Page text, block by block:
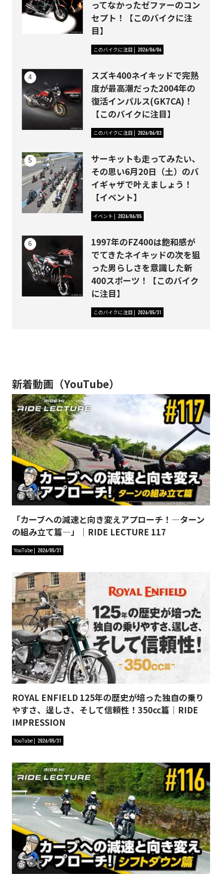
ってなかったゼファーのコン
セプト！【このバイクに注
目】
このバイクに注目 2026/06/04
スズキ400ネイキッドで完熟
度が最高潮だった2004年の
復活インパルス(GK7CA)！
【このバイクに注目】
このバイクに注目 2026/06/03
サーキットも走ってみたい、
その思い6月20日（土）のバ
イギャザで叶えましょう！
【イベント】
イベント 2026/06/05
1997年のFZ400は飽和感が
でてきたネイキッドの次を狙
った男らしさを意識した新
400スポーツ！【このバイク
に注目】
このバイクに注目 2026/05/31
新着動画（YouTube）
「カーブへの減速と向き変えアプローチ！―ターン
の組み立て篇―」｜RIDE LECTURE 117
YouTube 2026/05/31
ROYAL ENFIELD 125年の歴史が培った独自の乗り
やすさ、逞しさ、そして信頼性！350cc篇｜RIDE
IMPRESSION
YouTube 2026/05/31